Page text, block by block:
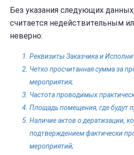
Без указания следующих
считается недействительным
неверно:
Реквизиты Заказчика и
Четко просчитанная сумма за
мероприятия;
Частота проводимых
Площадь помещения, где будут
Наличие актов о дератизации,
подтверждением фактически
мероприятий;